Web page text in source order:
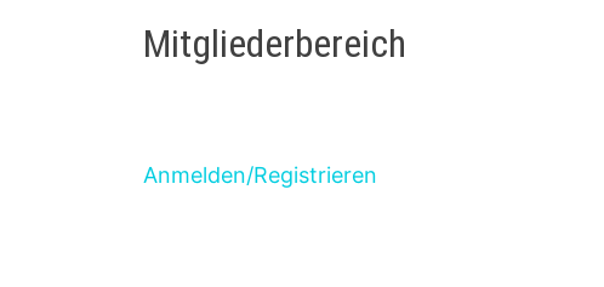
Mitgliederbereich
Anmelden/Registrieren